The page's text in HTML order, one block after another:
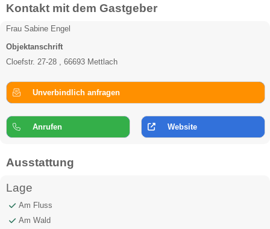
Kontakt mit dem Gastgeber
Frau Sabine Engel
Objektanschrift
Cloefstr. 27-28 , 66693 Mettlach
Unverbindlich anfragen
Anrufen Website
Ausstattung
Lage
Am Fluss
Am Wald